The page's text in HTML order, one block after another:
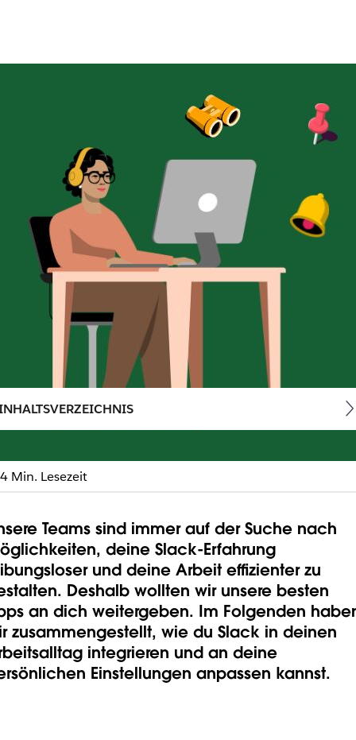
in Slack verbesserst
4 Min. Lesezeit
Teams sind immer auf der Suche nach
deine Slack-Erfahrung
und deine Arbeit effizienter zu
Deshalb wollten wir unsere besten
an dich weitergeben. Im Folgenden
zusammengestellt, wie du Slack in deinen
integrieren und an deine
Einstellungen anpassen kannst.